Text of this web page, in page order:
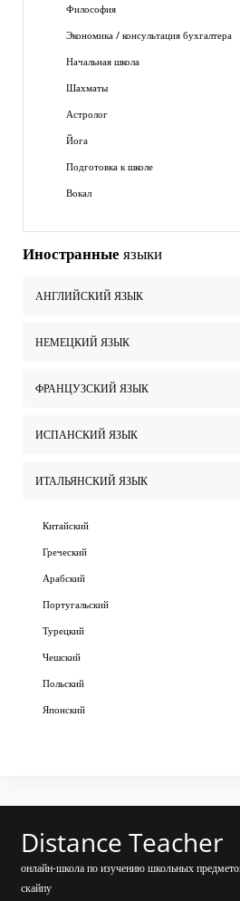
Философия
Экономика / консультация бухгалтера
Начальная школа
Шахматы
Астролог
Йога
Подготовка к школе
Вокал
Иностранные языки
АНГЛИЙСКИЙ ЯЗЫК
НЕМЕЦКИЙ ЯЗЫК
ФРАНЦУЗСКИЙ ЯЗЫК
ИСПАНСКИЙ ЯЗЫК
ИТАЛЬЯНСКИЙ ЯЗЫК
Китайский
Греческий
Арабский
Португальский
Турецкий
Чешский
Польский
Японский
Distance Teacher
онлайн-школа по изучению школьных
скайпу